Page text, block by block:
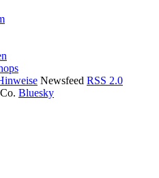
Newsfeed RSS 2.0
Bluesky